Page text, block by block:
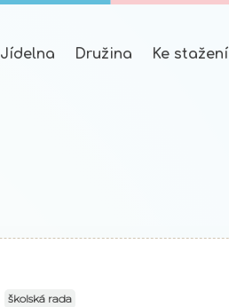
Jídelna Družina Ke stažení
školská rada